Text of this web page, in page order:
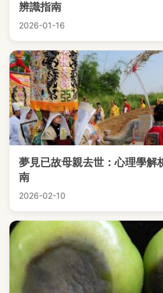
辨識指南
2026-01-16
夢見已故母親去世：心理學解
南
2026-02-10